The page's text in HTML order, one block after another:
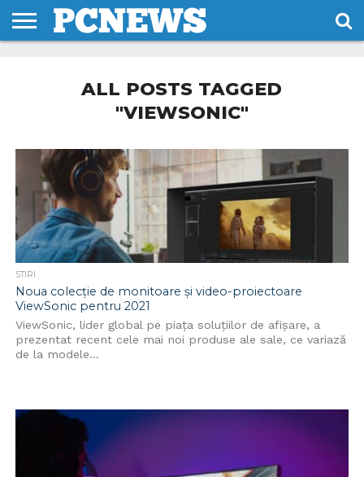
ALL POSTS TAGGED
"VIEWSONIC"
STIRI
Noua colecție de monitoare și video-proiectoare
ViewSonic pentru 2021
ViewSonic, lider global pe piața soluțiilor de afișare, a
prezentat recent cele mai noi produse ale sale, ce variază
de la modele...